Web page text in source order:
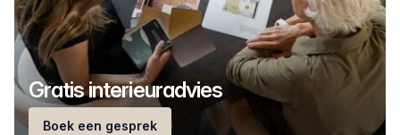
Gratis interieuradvies
Boek een gesprek